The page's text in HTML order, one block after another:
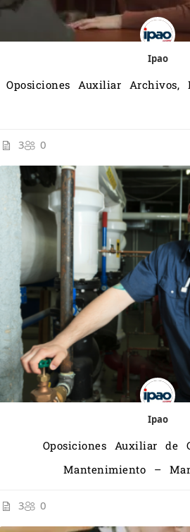
Ipao
Oposiciones Auxiliar Archivos,
3 0
Ipao
Oposiciones Auxiliar de
Mantenimiento –
3 0